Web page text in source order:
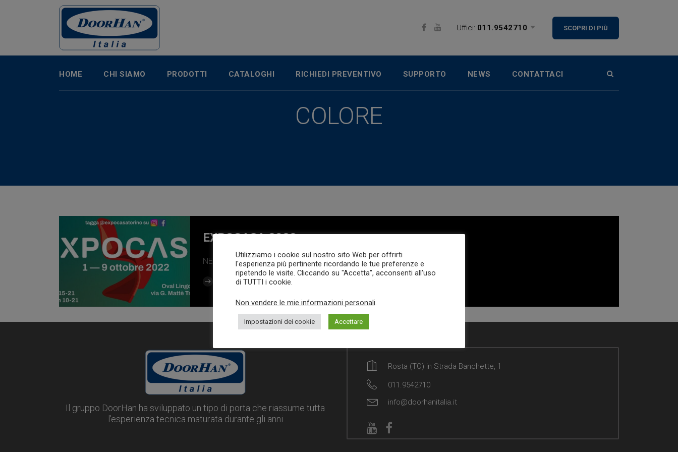
Uffici: 011.9542710 SCOPRI DI PIÙ
HOME CHI SIAMO PRODOTTI CATALOGHI RICHIEDI PREVENTIVO SUPPORTO NEWS CONTATTACI
COLORE
EXPOCASA 2022
NEWS
Read more
Il gruppo DoorHan ha sviluppato un tipo di porta che riassume tutta
l’esperienza tecnica maturata durante gli anni
Rosta (TO) in Strada Banchette, 1
011.9542710
info@doorhanitalia.it
Utilizziamo i cookie sul nostro sito Web per offrirti
l'esperienza più pertinente ricordando le tue preferenze e
ripetendo le visite. Cliccando su "Accetta", acconsenti all'uso
di TUTTI i cookie.
Non vendere le mie informazioni personali.
Impostazioni dei cookie Accettare